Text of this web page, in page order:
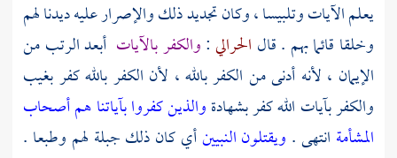
يعلم الآيات وتلبيسا ، وكان تجديد ذلك والإصرار عليه ديدنا لهم
وخلقا قائما بهم . قال الحرالي:والكفر بالآيات أبعد الرتب من
الإيمان ، لأنه أدنى من الكفر بالله ، لأن الكفر بالله كفر بغيب
والكفر بآيات الله كفر بشهادةوالذين كفروا بآياتنا هم أصحاب
المشأمة انتهى . ويقتلون النبيينأي كان ذلك جبلة لهم وطبعا .